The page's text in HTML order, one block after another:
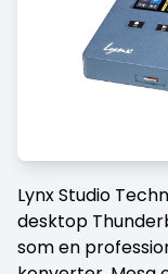
Lynx Studio
desktop
som en